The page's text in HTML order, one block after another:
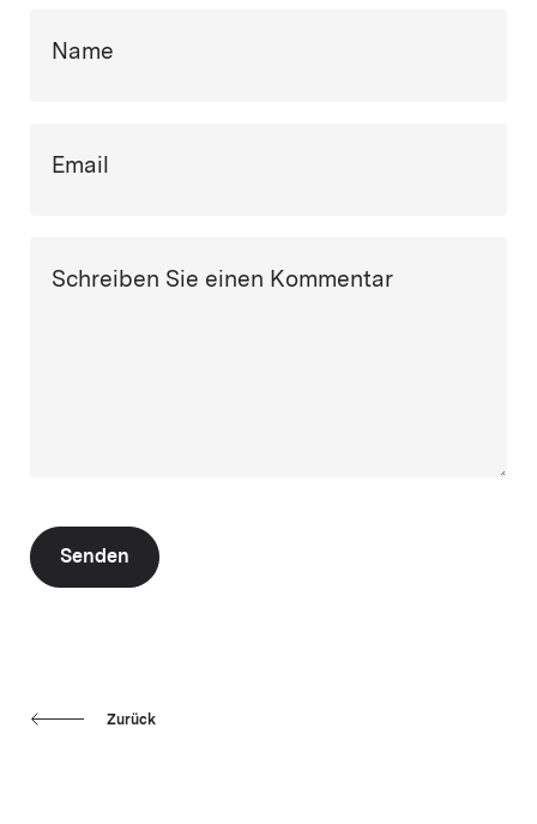
Name
Email
Schreiben Sie einen Kommentar
Senden
Zurück